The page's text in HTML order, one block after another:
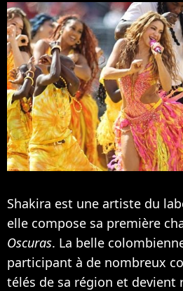
Shakira est une artiste du
elle compose sa première
Oscuras. La belle
participant à de nombreux
télés de sa région et devient